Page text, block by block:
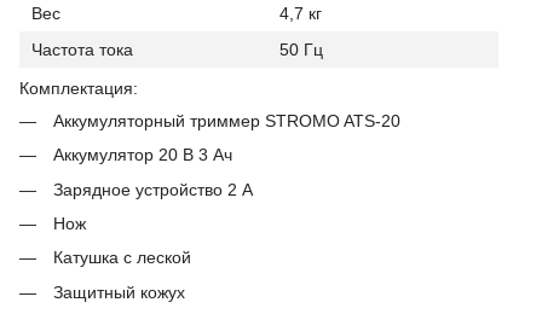
Вес
4,7 кг
Частота тока
50 Гц
Комплектация:
Аккумуляторный триммер STROMO ATS-20
Аккумулятор 20 В 3 Ач
Зарядное устройство 2 А
Нож
Катушка с леской
Защитный кожух